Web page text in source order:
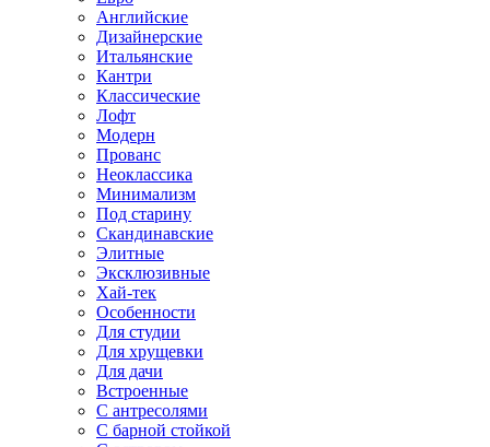
Английские
Дизайнерские
Итальянские
Кантри
Классические
Лофт
Модерн
Прованс
Неоклассика
Минимализм
Под старину
Скандинавские
Элитные
Эксклюзивные
Хай-тек
Особенности
Для студии
Для хрущевки
Для дачи
Встроенные
С антресолями
С барной стойкой